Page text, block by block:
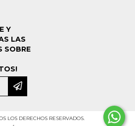
Y
LAS
SOBRE
LOS DERECHOS RESERVADOS.